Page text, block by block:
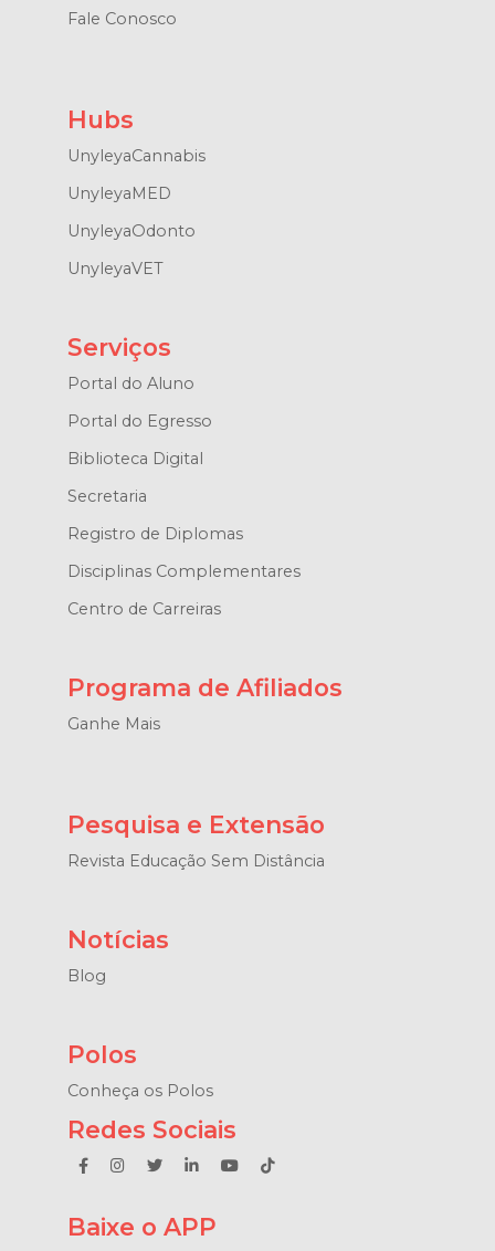
Fale Conosco
Hubs
UnyleyaCannabis
UnyleyaMED
UnyleyaOdonto
UnyleyaVET
Serviços
Portal do Aluno
Portal do Egresso
Biblioteca Digital
Secretaria
Registro de Diplomas
Disciplinas Complementares
Centro de Carreiras
Programa de Afiliados
Ganhe Mais
Pesquisa e Extensão
Revista Educação Sem Distância
Notícias
Blog
Polos
Conheça os Polos
Redes Sociais
Baixe o APP